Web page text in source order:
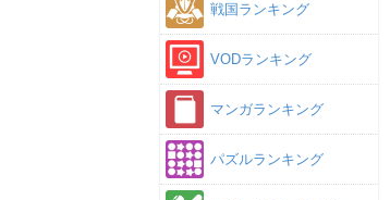
戦国ランキング
VODランキング
マンガランキング
パズルランキング